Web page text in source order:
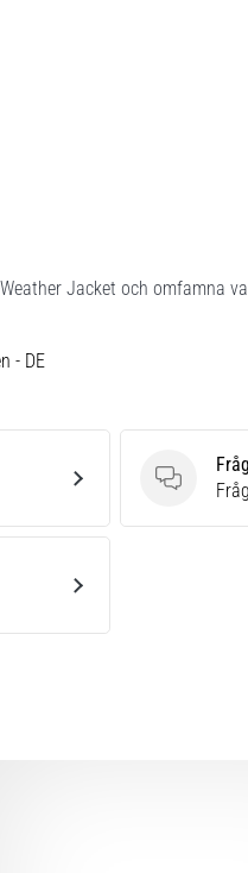
Jacket och omfamna
- DE
Frågor